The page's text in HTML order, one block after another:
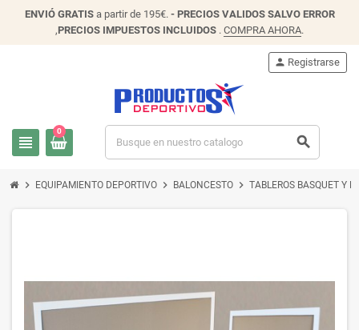
ENVIÓGRATISa partir de 195€. - PRECIOS VALIDOS SALVO ERROR
,PRECIOS IMPUESTOS INCLUIDOS . COMPRA AHORA.
view_headline
person Registrarse
0
search
chevron_right EQUIPAMIENTO DEPORTIVO chevron_right BALONCESTO chevron_right TABLEROS BASQUET Y